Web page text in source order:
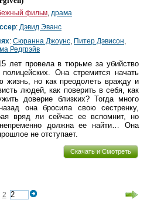
фильм, драма
: Дэвид Эванс
: Сюранна Джоунс, Питер Дэвисон,
Редгрэйв
лет провела в тюрьме за убийство
полицейских. Она стремится начать
жизнь, но как преодолеть вражду и
людей, как поверить в себя, как
доверие близких? Тогда много
она бросила свою сестренку,
вряд ли сейчас ее вспомнит, но
должна ее найти… Она
не отступает.
Скачать и Смотреть
2